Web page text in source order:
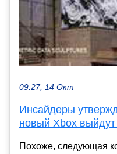
09:27, 14 Окт
Инсайдеры
новый Xbox выйдут
Похоже, следующая